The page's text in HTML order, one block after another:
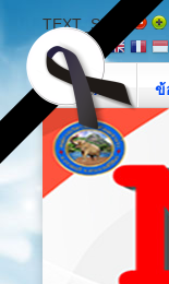
TEXT_SIZE
หน้าหลัก ข้